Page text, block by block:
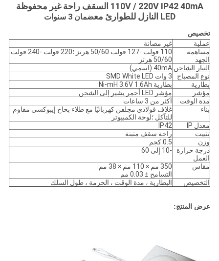
110V / 220V IP42 40mA السقف راحة غير محفوظة
LED النازل للطوارئ مع
ضمان 3 سنوات
تخصيص
عملية
غير مصانة
مساهمة
الجهد
110 فولت -127 فولت 50/60 هرتز ؛220 فولت -240 فولت
50/60 هرتز
التيار الشاحن 40mA (اسمي)
نوع المصباح
3 وات SMD White LED
بطارية
بطارية Ni-mH 3.6V 1.6Ah
مؤشر
مؤشر LED أحمر يشير إلى الشحن
مدة الوقت
أكثر من 3 ساعات
بناء
غلاف فولاذي مجلفن كهربائيًا مع طلاء بخاخ إيبوكسي مقاوم
للتآكل ؛لوحة الكمبيوتر
معدل IP
IP42
تثبيت
راحة سقف مثبتة
وزن
0.5 كجم
درجة حرارة
العمل
-10 إلى 60
مقاس
350 مم × 110 مم × 38 مم
التسامح ± 0.03 مم
التخصيص
البطارية ، مدة الوقت ، الحزمة ، طول السلك
عرض المنتج: